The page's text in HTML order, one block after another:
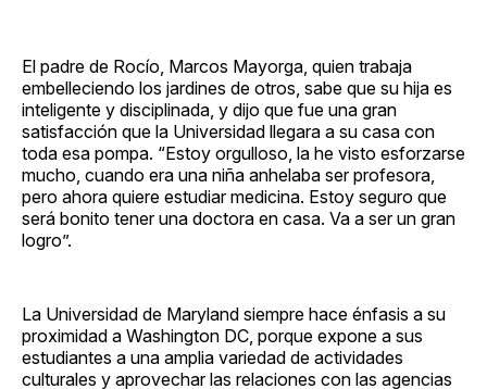
El padre de Rocío, Marcos Mayorga, quien trabaja
embelleciendo los jardines de otros, sabe que su hija es
inteligente y disciplinada, y dijo que fue una gran
satisfacción que la Universidad llegara a su casa con
toda esa pompa. “Estoy orgulloso, la he visto esforzarse
mucho, cuando era una niña anhelaba ser profesora,
pero ahora quiere estudiar medicina. Estoy seguro que
será bonito tener una doctora en casa. Va a ser un gran
logro”.
La Universidad de Maryland siempre hace énfasis a su
proximidad a Washington DC, porque expone a sus
estudiantes a una amplia variedad de actividades
culturales y aprovechar las relaciones con las agencias